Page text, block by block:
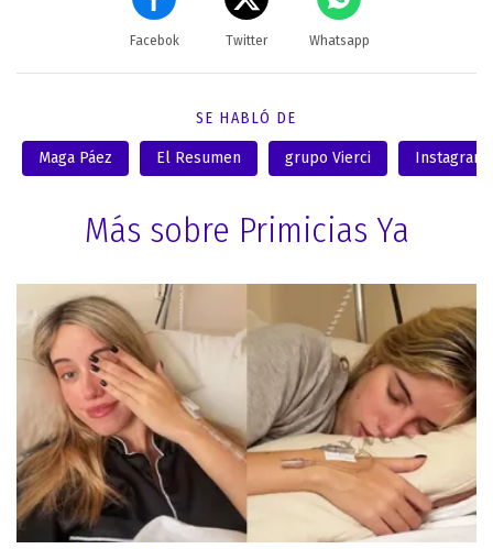
Facebok Twitter Whatsapp
SE HABLÓ DE
Maga Páez El Resumen grupo Vierci Instagram
Más sobre Primicias Ya